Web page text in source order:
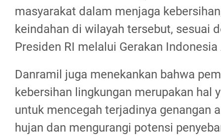
masyarakat dalam menjaga
keindahan di wilayah tersebut, sesuai
Presiden RI melalui Gerakan Indonesia
Danramil juga menekankan bahwa
kebersihan lingkungan merupakan hal
untuk mencegah terjadinya genangan
hujan dan mengurangi potensi